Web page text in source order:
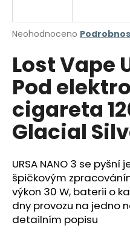
Průměrné
produktu
je
0,0
5
hvězdiček.
Neohodnoceno
Lost Vape
Pod
cigareta
Glacial
URSA NANO 3 se
špičkovým
výkon 30 W, baterii o
dny provozu na jedno
detailním popisu
j
t
?
D
o
p